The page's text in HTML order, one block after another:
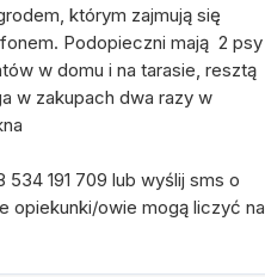
którym zajmują się
Podopieczni mają 2 psy
w domu i na tarasie, resztą
w zakupach dwa razy w
191 709 lub wyślij sms o
owie mogą liczyć na